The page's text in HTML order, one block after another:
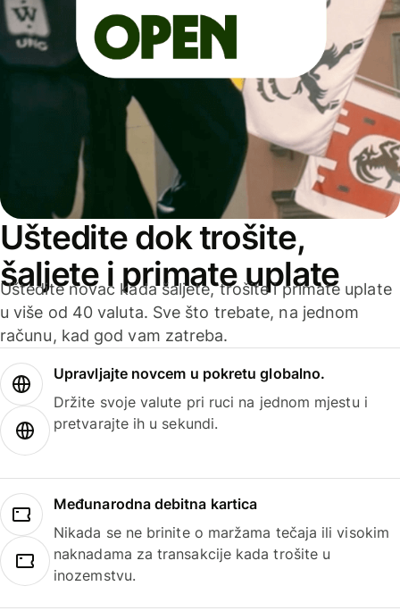
Uštedite dok trošite,
šaljete i primate uplate
Uštedite novac kada šaljete, trošite i primate uplate
u više od 40 valuta. Sve što trebate, na jednom
računu, kad god vam zatreba.
Upravljajte novcem u pokretu globalno.
Držite svoje valute pri ruci na jednom mjestu i
pretvarajte ih u sekundi.
Međunarodna debitna kartica
Nikada se ne brinite o maržama tečaja ili visokim
naknadama za transakcije kada trošite u
inozemstvu.